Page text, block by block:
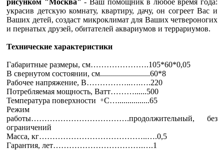
украсив детскую комнату, квартиру, дачу, он согреет Вас и
Ваших детей, создаст микроклимат для Ваших четвероногих
и пернатых друзей, обитателей аквариумов и террариумов.
Технические характеристики
Габаритные размеры, см………………….105*60*0,05
В свернутом состоянии, см.........................60*8
Рабочее напряжение, В……………..….….220
Потребляемая мощность, Ватт………......500
Температура поверхности ͦ С…................65
Режим
работы……………………………….продолжительный, без
ограничений
Масса, кг…………………………………..….0,5
Гарантия, лет…………………………….….1